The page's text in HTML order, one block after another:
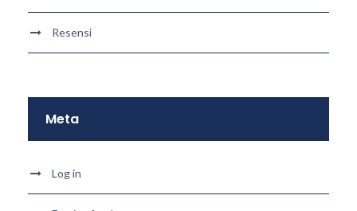
Resensi
Meta
Log in